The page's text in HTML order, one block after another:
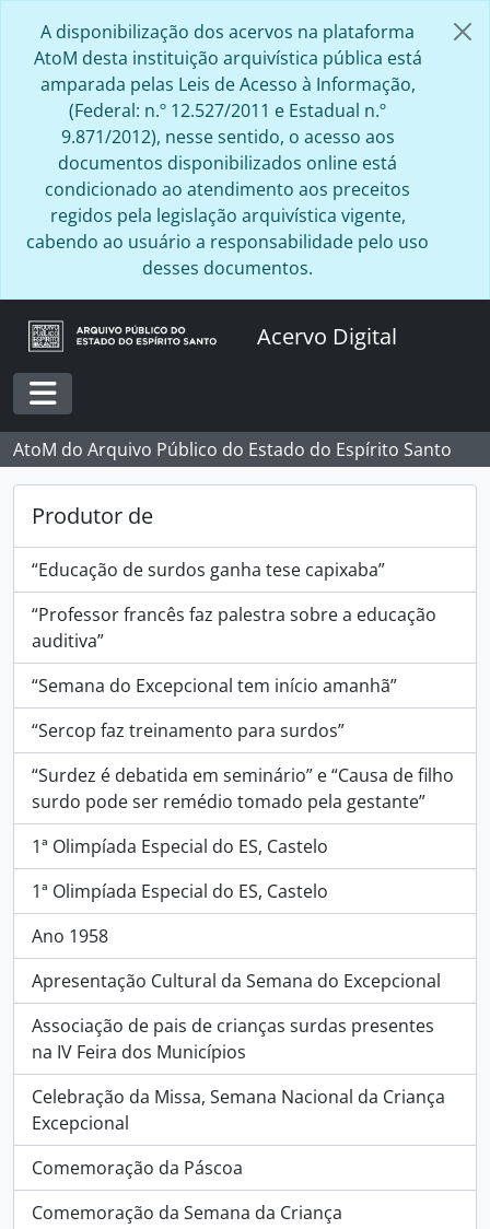
A disponibilização dos acervos na plataforma
AtoM desta instituição arquivística pública está
amparada pelas Leis de Acesso à Informação,
(Federal: n.º 12.527/2011 e Estadual n.º
9.871/2012), nesse sentido, o acesso aos
documentos disponibilizados online está
condicionado ao atendimento aos preceitos
regidos pela legislação arquivística vigente,
cabendo ao usuário a responsabilidade pelo uso
desses documentos.
Acervo Digital
Toggle navigation
AtoM do Arquivo Público do Estado do Espírito Santo
Produtor de
“Educação de surdos ganha tese capixaba”
“Professor francês faz palestra sobre a educação
auditiva”
“Semana do Excepcional tem início amanhã”
“Sercop faz treinamento para surdos”
“Surdez é debatida em seminário” e “Causa de filho
surdo pode ser remédio tomado pela gestante”
1ª Olimpíada Especial do ES, Castelo
1ª Olimpíada Especial do ES, Castelo
Ano 1958
Apresentação Cultural da Semana do Excepcional
Associação de pais de crianças surdas presentes
na IV Feira dos Municípios
Celebração da Missa, Semana Nacional da Criança
Excepcional
Comemoração da Páscoa
Comemoração da Semana da Criança